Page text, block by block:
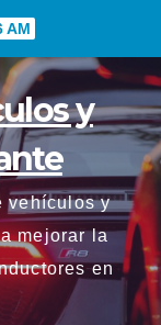
AM
y
vehículos y
mejorar la
en